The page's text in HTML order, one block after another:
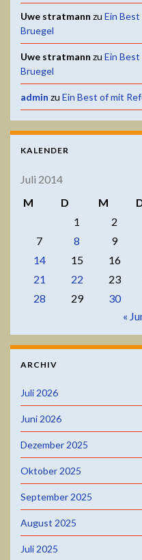
Uwe stratmann zu Ein
Bruegel
Uwe stratmann zu Ein
Bruegel
admin zu Ein Best of mit
KALENDER
Juli 2014
M
D M
1
2
7
8 9
14
15 16
21
22 23
28
29 30
«
ARCHIV
Juli 2026
Juni 2026
Dezember 2025
Oktober 2025
September 2025
August 2025
Juli 2025